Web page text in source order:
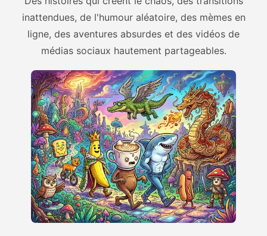
inattendues, de l'humour aléatoire, des mèmes en
ligne, des aventures absurdes et des vidéos de
médias sociaux hautement partageables.